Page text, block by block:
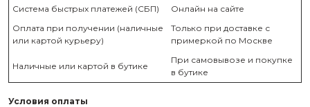
Система быстрых платежей (СБП)
Онлайн на сайте
Оплата при получении (наличные
или картой курьеру)
Только при доставке с
примеркой по Москве
Наличные или картой в бутике
При самовывозе и покупке
в бутике
Условия оплаты